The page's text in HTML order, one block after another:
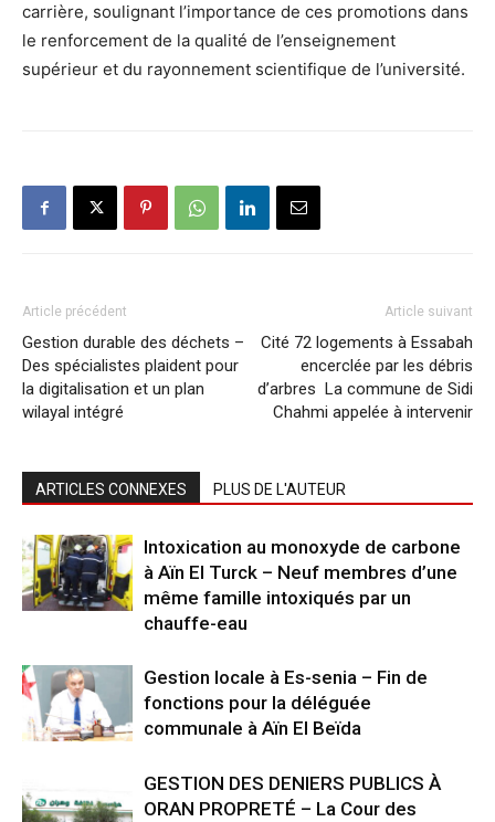
carrière, soulignant l’importance de ces promotions dans
le renforcement de la qualité de l’enseignement
supérieur et du rayonnement scientifique de l’université.
Article précédent
Gestion durable des déchets –
Des spécialistes plaident pour
la digitalisation et un plan
wilayal intégré
Article suivant
Cité 72 logements à Essabah
encerclée par les débris
d’arbres La commune de Sidi
Chahmi appelée à intervenir
ARTICLES CONNEXES PLUS DE L'AUTEUR
Intoxication au monoxyde de carbone
à Aïn El Turck – Neuf membres d’une
même famille intoxiqués par un
chauffe-eau
Gestion locale à Es-senia – Fin de
fonctions pour la déléguée
communale à Aïn El Beïda
GESTION DES DENIERS PUBLICS À
ORAN PROPRETÉ – La Cour des